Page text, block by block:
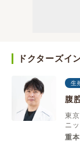
ドクターズイ
生
腹
東
ニ
重